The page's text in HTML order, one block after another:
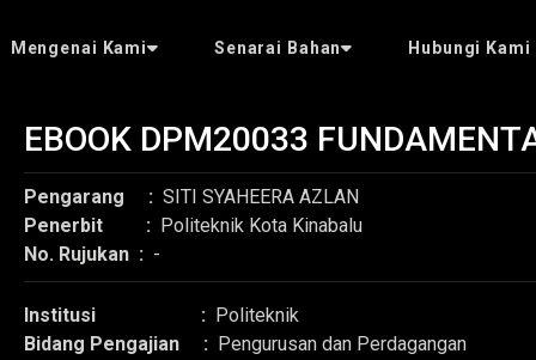
Mengenai Kami Senarai Bahan Hubungi Kami
EBOOK DPM20033
Pengarang : SITI SYAHEERA AZLAN
Penerbit : Politeknik Kota Kinabalu
No. Rujukan : -
Institusi : Politeknik
Bidang Pengajian : Pengurusan dan Perdagangan